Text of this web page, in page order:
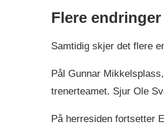
Flere
Samtidig skjer det flere
Pål Gunnar
trenerteamet. Sjur Ole
På herresiden fortsetter